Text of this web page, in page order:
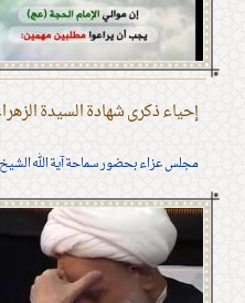
إحياء ذكرى شهادة السيدة
مجلس عزاء بحضور سماحة آية الله الشيخ